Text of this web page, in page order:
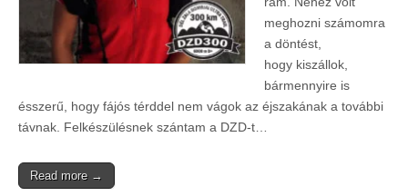
meghozni számomra
a döntést,
hogy kiszállok,
bármennyire is
ésszerű, hogy fájós térddel nem vágok az éjszakának a további
távnak. Felkészülésnek szántam a DZD-t…
Read more →